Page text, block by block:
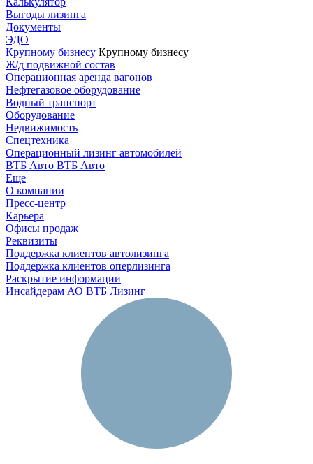
Выгоды лизинга
Документы
ЭДО
Крупному бизнесу Крупному бизнесу
Ж/д подвижной состав
Операционная аренда вагонов
Нефтегазовое оборудование
Водный транспорт
Оборудование
Недвижимость
Спецтехника
Операционный лизинг автомобилей
ВТБ Авто ВТБ Авто
Еще
О компании
Пресс-центр
Карьера
Офисы продаж
Реквизиты
Поддержка клиентов автолизинга
Поддержка клиентов оперлизинга
Раскрытие информации
Инсайдерам АО ВТБ Лизинг